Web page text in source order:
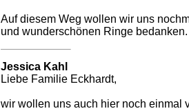
Auf diesem Weg wollen wir uns
und wunderschönen Ringe bedanken.
Jessica Kahl
Liebe Familie Eckhardt,
wir wollen uns auch hier noch einmal